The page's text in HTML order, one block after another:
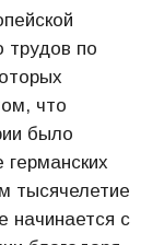
трудов по
что
было
германских
тысячелетие
начинается с